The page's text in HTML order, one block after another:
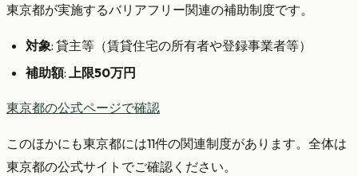
東京都が実施するバリアフリー関連の補助制度です。
対象: 貸主等（賃貸住宅の所有者や登録事業者等）
補助額: 上限50万円
東京都の公式ページで確認
このほかにも東京都には11件の関連制度があります。全体は
東京都の公式サイトでご確認ください。